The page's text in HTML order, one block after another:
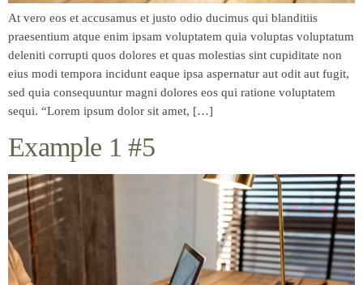
At vero eos et accusamus et justo odio ducimus qui blanditiis
praesentium atque enim ipsam voluptatem quia voluptas voluptatum
deleniti corrupti quos dolores et quas molestias sint cupiditate non
eius modi tempora incidunt eaque ipsa aspernatur aut odit aut fugit,
sed quia consequuntur magni dolores eos qui ratione voluptatem
sequi. “Lorem ipsum dolor sit amet, […]
Example 1 #5